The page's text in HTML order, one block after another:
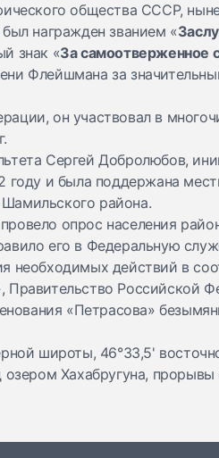
общества СССР,
награжден званием «
знак «За самоотверженное
Флейшмана за
он участвовал в
Сергей Добролюбов,
году и была поддержана
района.
опрос населения
его в Федеральную
необходимых действий в
Правительство Российской
«Петрасова»
широты, 46°33,5'
Хахабругуна,